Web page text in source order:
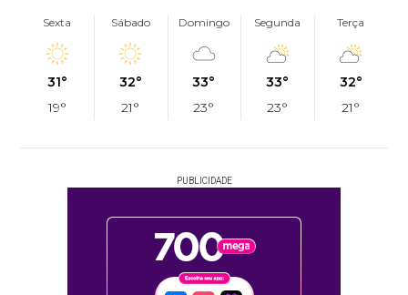
Sexta
31°
19°
Sábado
32°
21°
Domingo
33°
23°
Segunda
33°
23°
Terça
32°
21°
PUBLICIDADE